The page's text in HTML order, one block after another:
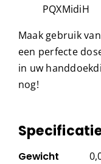
PQXMidiH
Maak gebruik
een perfecte
in uw
nog!
Gewicht